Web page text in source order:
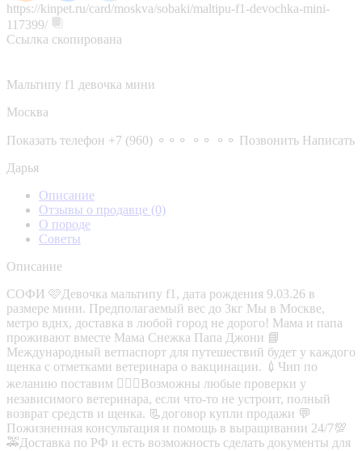
https://kinpet.ru/card/moskva/sobaki/maltipu-f1-devochka-mini-
117399/
Ссылка скопирована
Мальтипу f1 девочка мини
Москва
Показать телефон +7 (960) ⚬⚬⚬ ⚬⚬ ⚬⚬ Позвонить Написать
Дарья
Описание
Отзывы о продавце (0)
О породе
Советы
Описание
СОФИ 🩷Девочка мальтипу f1, дата рождения 9.03.26 в
размере мини. Предполагаемый вес до 3кг Мы в Москве,
метро вднх, доставка в любой город не дорого! Мама и папа
проживают вместе Мама Снежка Папа Джони 📘
Международный ветпаспорт для путешествий будет у каждого
щенка с отметками ветеринара о вакцинации. 💉Чип по
желанию поставим 🧑🏻‍⚕️Возможны любые проверки у
независимого ветеринара, если что-то не устроит, полный
возврат средств и щенка. 📃договор купли продажи 💬
Пожизненная консультация и помощь в выращивании 24/7💯
🚕Доставка по РФ и есть возможность сделать документы для